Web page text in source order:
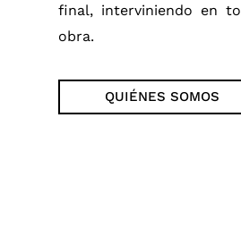
final, interviniendo en
obra.
QUIÉNES SOMOS